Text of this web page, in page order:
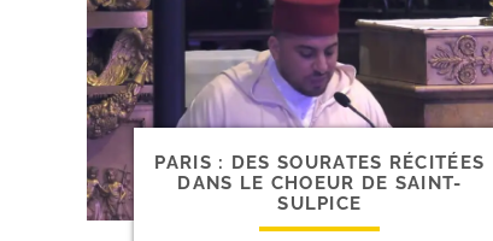
PARIS : DES SOURATES RÉCITÉES
DANS LE CHOEUR DE SAINT-
SULPICE